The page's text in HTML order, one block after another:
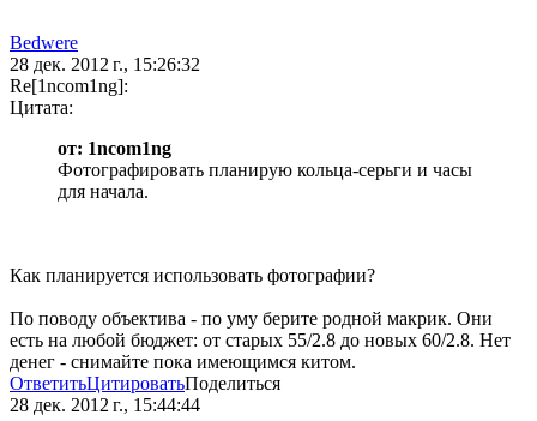
Bedwere
28 дек. 2012 г., 15:26:32
Re[1ncom1ng]:
Цитата:
от: 1ncom1ng
Фотографировать планирую кольца-серьги и часы
для начала.
Как планируется использовать фотографии?
По поводу объектива - по уму берите родной макрик. Они
есть на любой бюджет: от старых 55/2.8 до новых 60/2.8. Нет
денег - снимайте пока имеющимся китом.
ОтветитьЦитироватьПоделиться
28 дек. 2012 г., 15:44:44